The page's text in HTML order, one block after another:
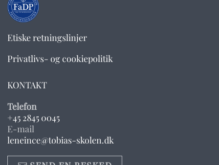
Etiske retningslinjer
Privatlivs- og cookiepolitik
KONTAKT
Telefon
+45 2845 0045
E-mail
leneince@tobias-skolen.dk